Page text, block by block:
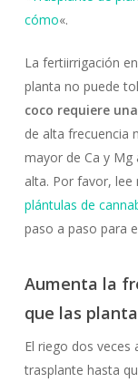
cómo«.
La fertiirrigación
planta no puede
coco requiere
de alta frecuencia
mayor de Ca y Mg
alta. Por favor, lee
plántulas de
paso a paso para
Aumenta la
que las
El riego dos veces
trasplante hasta